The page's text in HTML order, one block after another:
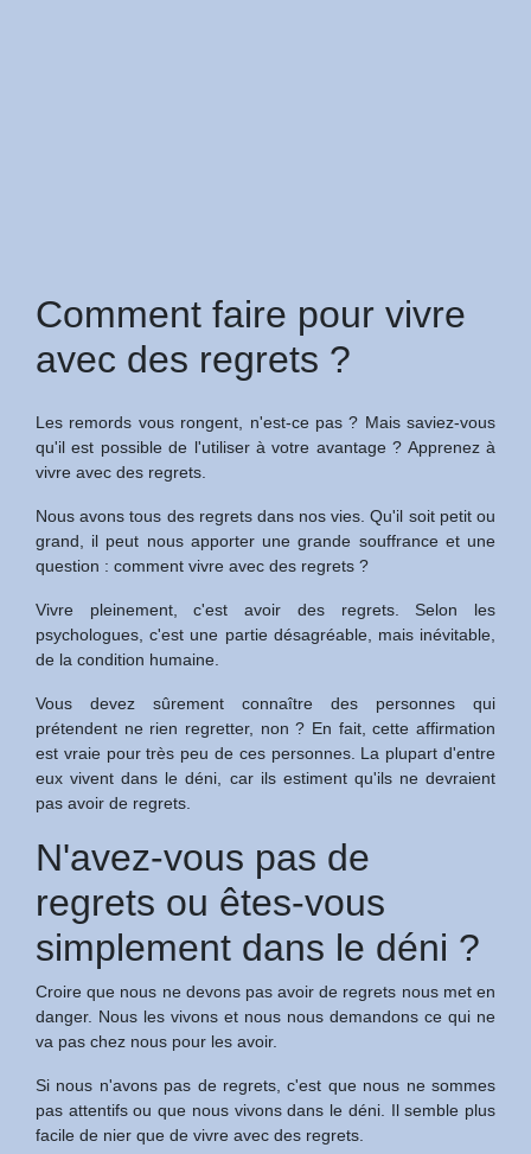
Comment faire pour vivre
avec des regrets ?
Les remords vous rongent, n'est-ce pas ? Mais saviez-vous
qu'il est possible de l'utiliser à votre avantage ? Apprenez à
vivre avec des regrets.
Nous avons tous des regrets dans nos vies. Qu'il soit petit ou
grand, il peut nous apporter une grande souffrance et une
question : comment vivre avec des regrets ?
Vivre pleinement, c'est avoir des regrets. Selon les
psychologues, c'est une partie désagréable, mais inévitable,
de la condition humaine.
Vous devez sûrement connaître des personnes qui
prétendent ne rien regretter, non ? En fait, cette affirmation
est vraie pour très peu de ces personnes. La plupart d'entre
eux vivent dans le déni, car ils estiment qu'ils ne devraient
pas avoir de regrets.
N'avez-vous pas de
regrets ou êtes-vous
simplement dans le déni ?
Croire que nous ne devons pas avoir de regrets nous met en
danger. Nous les vivons et nous nous demandons ce qui ne
va pas chez nous pour les avoir.
Si nous n'avons pas de regrets, c'est que nous ne sommes
pas attentifs ou que nous vivons dans le déni. Il semble plus
facile de nier que de vivre avec des regrets.